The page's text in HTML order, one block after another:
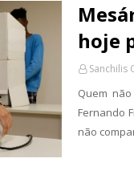
hoje
Sanchilis
Quem
Fernando
não